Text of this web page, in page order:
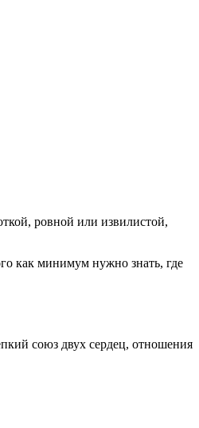
ровной или извилистой,
как минимум нужно знать, где
союз двух сердец, отношения